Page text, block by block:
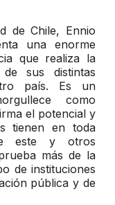
de Chile, Ennio
una enorme
que realiza la
sus distintas
país. Es un
como
el potencial y
tienen en toda
este y otros
más de la
de instituciones
pública y de